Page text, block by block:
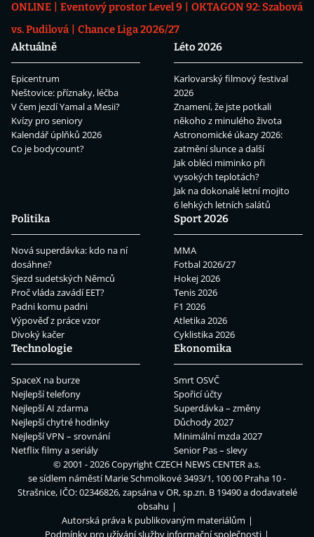
ONLINE
Eventový prostor Level 9
OKTAGON 92: Szabová
vs. Pudilová
Chance Liga 2026/27
Aktuálně
Epicentrum
Neštovice: příznaky, léčba
V čem jezdí Yamal a Mesii?
Kvízy pro seniory
Kalendář úplňků 2026
Co je bodycount?
Léto 2026
Karlovarský filmový festival
2026
Znamení, že jste potkali
někoho z minulého života
Astronomické úkazy 2026:
zatmění slunce a další
Jak obléci miminko při
vysokých teplotách?
Jak na dokonalé letní mojito
6 lehkých letních salátů
Politika
Nová superdávka: kdo na ní
dosáhne?
Sjezd sudetských Němců
Proč vláda zavádí EET?
Padni komu padni
Výpověď z práce vzor
Divoký kačer
Sport 2026
MMA
Fotbal 2026/27
Hokej 2026
Tenis 2026
F1 2026
Atletika 2026
Cyklistika 2026
Technologie
SpaceX na burze
Nejlepší telefony
Nejlepší AI zdarma
Nejlepší chytré hodinky
Nejlepší VPN – srovnání
Netflix filmy a seriály
Ekonomika
Smrt OSVČ
Spořicí účty
Superdávka – změny
Důchody 2027
Minimální mzda 2027
Senior Pas – slevy
© 2001 - 2026 CopyrightCZECH NEWS CENTER a.s.
se sídlem náměstí Marie Schmolkové 3493/1, 100 00 Praha 10 -
Strašnice, IČO: 02346826, zapsána v OR, sp.zn. B 19490 a dodavatelé
obsahu
Autorská práva k publikovaným materiálům
Podmínky pro užívání služby informační společnosti